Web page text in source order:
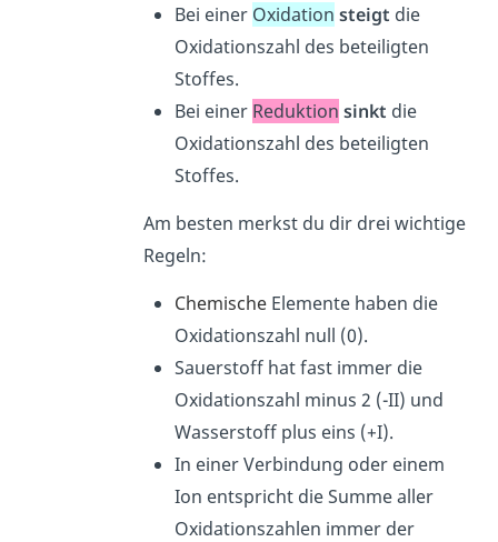
Bei einer Oxidation steigt die
Oxidationszahl des beteiligten
Stoffes.
Bei einer Reduktion sinkt die
Oxidationszahl des beteiligten
Stoffes.
Am besten merkst du dir drei wichtige
Regeln:
Chemische Elemente haben die
Oxidationszahl null (0).
Sauerstoff hat fast immer die
Oxidationszahl minus 2 (-II) und
Wasserstoff plus eins (+I).
In einer Verbindung oder einem
Ion entspricht die Summe aller
Oxidationszahlen immer der